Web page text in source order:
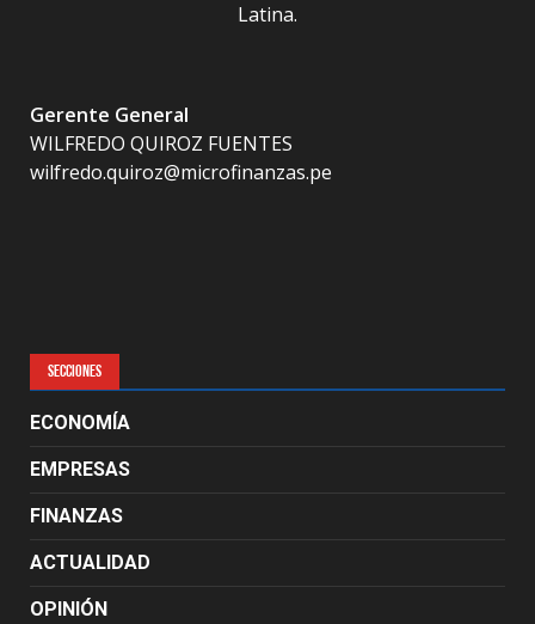
Latina.
Gerente General
WILFREDO QUIROZ FUENTES
wilfredo.quiroz@microfinanzas.pe
SECCIONES
ECONOMÍA
EMPRESAS
FINANZAS
ACTUALIDAD
OPINIÓN